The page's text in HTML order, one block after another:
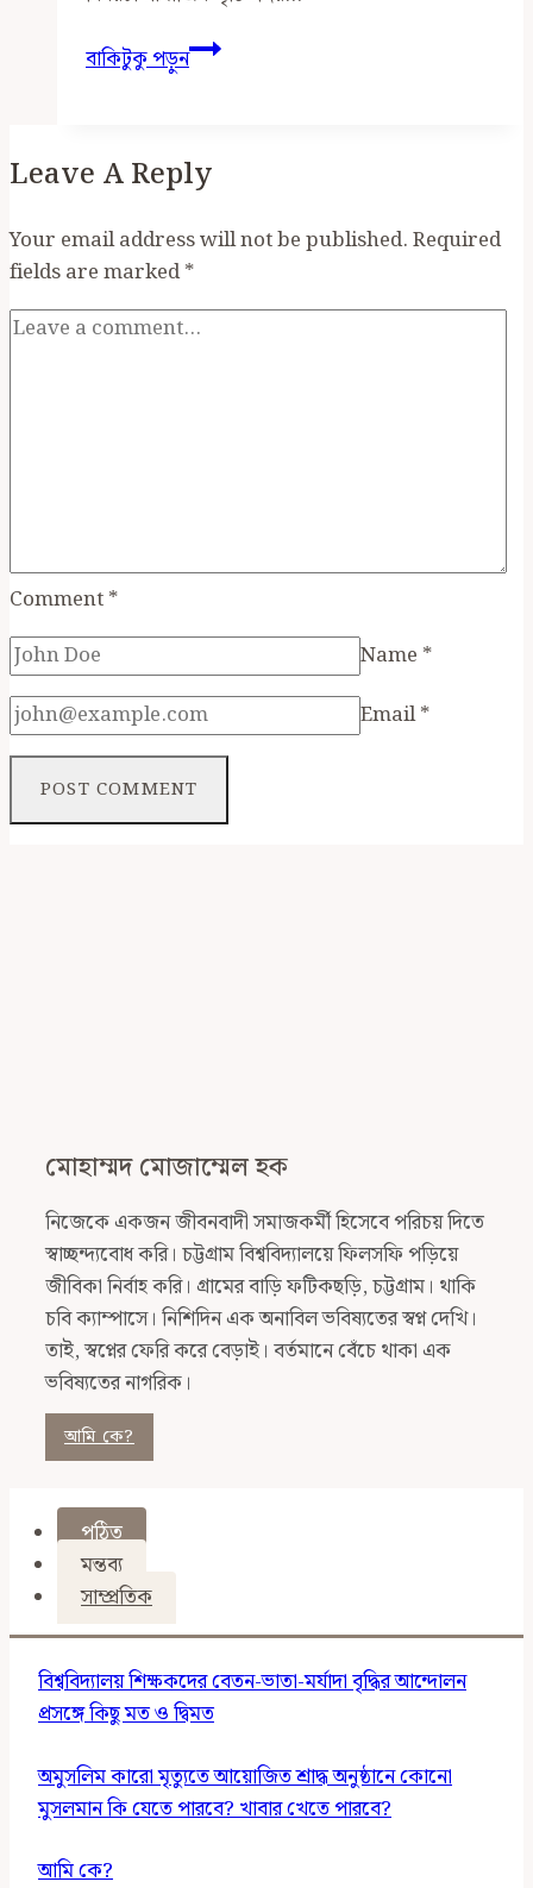
বাকিটুকু পড়ুনজ্ঞানের
সমাজতত্ত্ব
দায়িত্ব
Leave A Reply
Your email address will not be published.Required
fields are marked*
Comment*
Name *
Email*
মোহাম্মদ মোজাম্মেল হক
নিজেকে একজন জীবনবাদী সমাজকর্মী হিসেবে পরিচয় দিতে
স্বাচ্ছন্দ্যবোধ করি। চট্টগ্রাম বিশ্ববিদ্যালয়ে ফিলসফি পড়িয়ে
জীবিকা নির্বাহ করি। গ্রামের বাড়ি ফটিকছড়ি, চট্টগ্রাম। থাকি
চবি ক্যাম্পাসে। নিশিদিন এক অনাবিল ভবিষ্যতের স্বপ্ন দেখি।
তাই, স্বপ্নের ফেরি করে বেড়াই। বর্তমানে বেঁচে থাকা এক
ভবিষ্যতের নাগরিক।
আমি কে?
পঠিত
মন্তব্য
সাম্প্রতিক
বিশ্ববিদ্যালয় শিক্ষকদের বেতন-ভাতা-মর্যাদা বৃদ্ধির আন্দোলন
প্রসঙ্গে কিছু মত ও দ্বিমত
অমুসলিম কারো মৃত্যুতে আয়োজিত শ্রাদ্ধ অনুষ্ঠানে কোনো
মুসলমান কি যেতে পারবে? খাবার খেতে পারবে?
আমি কে?